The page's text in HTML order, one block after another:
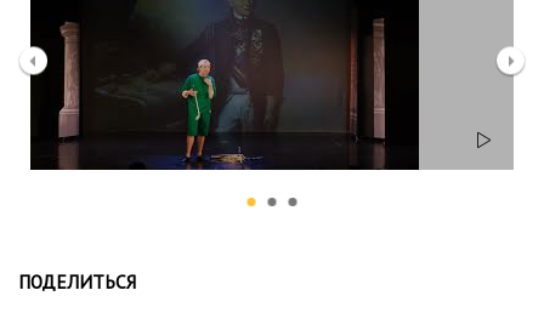
ПОДЕЛИТЬСЯ